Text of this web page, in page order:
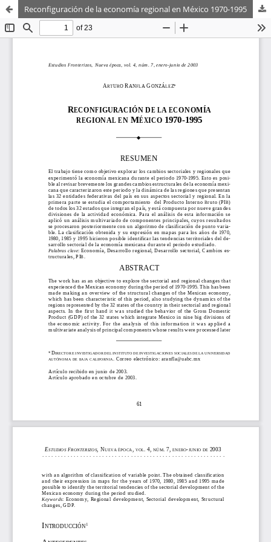
Reconfiguración de la economía regional en México 1970-1995